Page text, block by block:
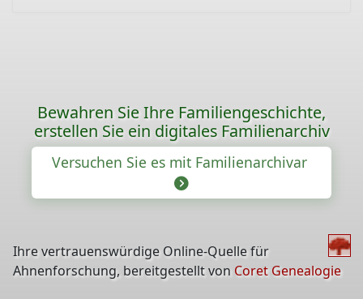
Bewahren Sie Ihre Familiengeschichte,
erstellen Sie ein digitales Familienarchiv
Versuchen Sie es mit Familienarchivar
Ihre vertrauenswürdige Online-Quelle für
Ahnenforschung, bereitgestellt von Coret Genealogie